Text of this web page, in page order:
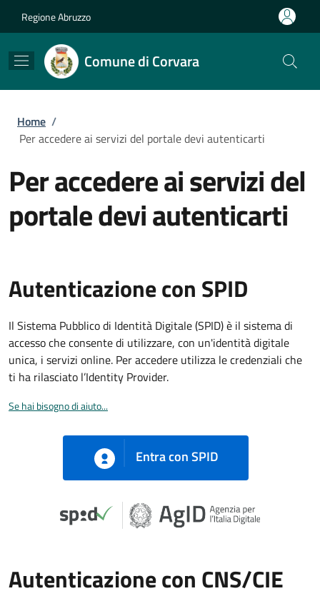
Regione Abruzzo
Comune di Corvara
Briciole di pane
Home /
Per accedere ai servizi del portale devi autenticarti
Per accedere ai servizi del
portale devi autenticarti
Autenticazione con SPID
Il Sistema Pubblico di Identità Digitale (SPID) è il sistema di
accesso che consente di utilizzare, con un'identità digitale
unica, i servizi online. Per accedere utilizza le credenziali che
ti ha rilasciato l’Identity Provider.
Se hai bisogno di aiuto...
Entra con SPID
Autenticazione con CNS/CIE